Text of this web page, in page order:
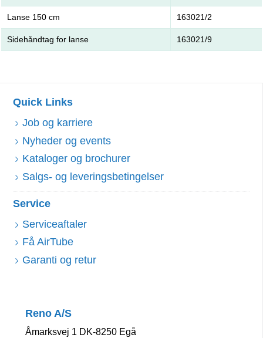
Lanse 150 cm 163021/2
Sidehåndtag for lanse 163021/9
Quick Links
Job og karriere
Nyheder og events
Kataloger og brochurer
Salgs- og leveringsbetingelser
Service
Serviceaftaler
Få AirTube
Garanti og retur
Reno A/S
Åmarksvej 1 DK-8250 Egå